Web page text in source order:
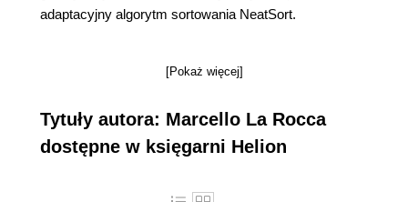
adaptacyjny algorytm sortowania NeatSort.
[Pokaż więcej]
Tytuły autora: Marcello La Rocca
dostępne w księgarni Helion